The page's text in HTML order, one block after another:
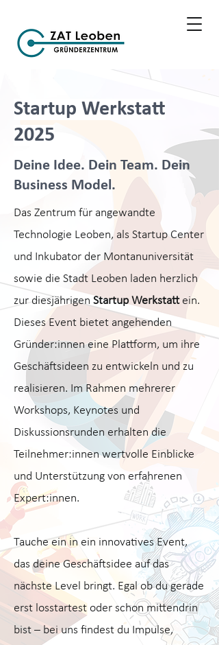
Startup Werkstatt
2025
Deine Idee. Dein Team. Dein
Business Model.
Das Zentrum für angewandte
Technologie Leoben, als Startup Center
und Inkubator der Montanuniversität
sowie die Stadt Leoben laden herzlich
zur diesjährigen Startup Werkstattein.
Dieses Event bietet angehenden
Gründer:innen eine Plattform, um ihre
Geschäftsideen zu entwickeln und zu
realisieren. Im Rahmen mehrerer
Workshops, Keynotes und
Diskussionsrunden erhalten die
Teilnehmer:innen wertvolle Einblicke
und Unterstützung von erfahrenen
Expert:innen.
​Tauche ein in ein innovatives Event,
das deine Geschäftsidee auf das
nächste Level bringt. Egal ob du gerade
erst losstartest oder schon mittendrin
bist – bei uns findest du Impulse,